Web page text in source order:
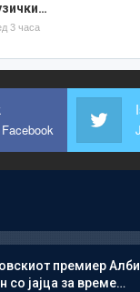
3 часа
премиер
со јајца за време…